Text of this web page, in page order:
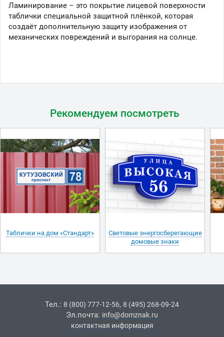
Ламинирование – это покрытие лицевой поверхности
таблички специальной защитной плёнкой, которая
создаёт дополнительную защиту изображения от
механических повреждений и выгорания на солнце.
Рекомендуем посмотреть
Таблички на дом «Стандарт»
Световые энергосберегающие
домовые знаки
Тел.: 8 (800) 777-12-56, 8 (495) 268-09-24
Эл.почта: info@domznak.ru
контактная информация